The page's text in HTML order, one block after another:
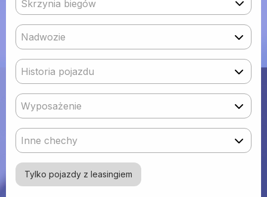
Skrzynia biegów
Nadwozie
Historia pojazdu
Wyposażenie
Inne chechy
Tylko pojazdy z leasingiem